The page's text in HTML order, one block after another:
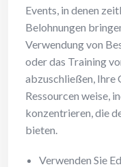
Events, in denen
Belohnungen
Verwendung von
oder das Training
abzuschließen, Ihre
Ressourcen weise,
konzentrieren, die
bieten.
Verwenden Sie